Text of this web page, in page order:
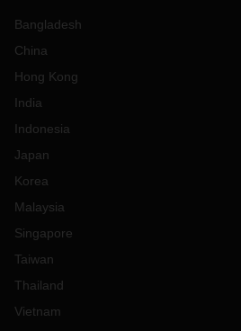
Bangladesh
China
Hong Kong
India
Indonesia
Japan
Korea
Malaysia
Singapore
Taiwan
Thailand
Vietnam